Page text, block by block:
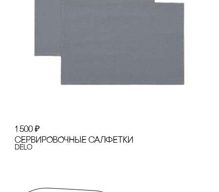
1 500 ₽
сЕРВИРОВОЧНЫЕ сАЛФЕТКИ
Delo